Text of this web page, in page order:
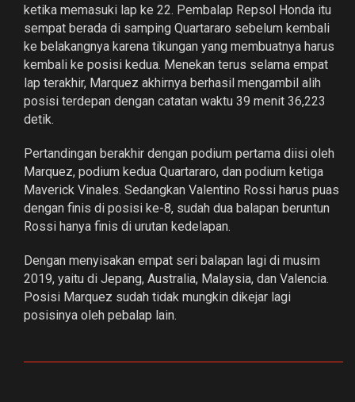
ketika memasuki lap ke 22. Pembalap Repsol Honda itu
sempat berada di samping Quartararo sebelum kembali
ke belakangnya karena tikungan yang membuatnya harus
kembali ke posisi kedua. Menekan terus selama empat
lap terakhir, Marquez akhirnya berhasil mengambil alih
posisi terdepan dengan catatan waktu 39 menit 36,223
detik.
Pertandingan berakhir dengan podium pertama diisi oleh
Marquez, podium kedua Quartararo, dan podium ketiga
Maverick Vinales. Sedangkan Valentino Rossi harus puas
dengan finis di posisi ke-8, sudah dua balapan beruntun
Rossi hanya finis di urutan kedelapan.
Dengan menyisakan empat seri balapan lagi di musim
2019, yaitu di Jepang, Australia, Malaysia, dan Valencia.
Posisi Marquez sudah tidak mungkin dikejar lagi
posisinya oleh pebalap lain.